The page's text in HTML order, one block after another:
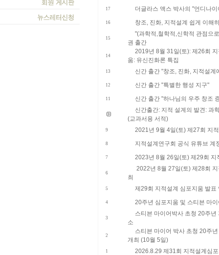
17 더글라스 액스 박사의 "언디나
16 창조, 진화, 지적설계 쉽게 이해
15
"(과학적,철학적,신학적 관점으
권 출간
14
​2019년 8월 31일(토): 제26회
움: 유신진화론 특집
13 신간 출간 "창조, 진화, 지적설계
12 신간 출간 "특별한 행성 지구"
11
신간 출간 "하나님의 우주 창조
신간출간: 지적 설계의 발견: 과
(교과서용 서적)
9 2021년 9월 4일(토) 제27회 지
8 지적설계연구회 공식 유튜브 계
7 2023년 8월 26일(토) 제29회 지
6
2022년 8월 27일(토) 제28회
최
5 제29회 지적설계 심포지움 발표
4 20주년 심포지움 및 스티븐 마
3
스티븐 마이어박사 초청 20주
소
2
스티븐 마이어 박사 초청 20주
개최 (10월 5일)
1 2026.8.29 제31회 지적설계심